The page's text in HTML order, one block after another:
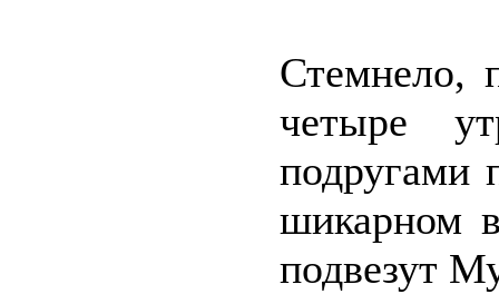
Стемнело,
четыре
подругами
шикарном
подвезут